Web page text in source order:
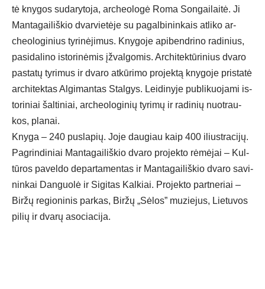
tė kny­gos su­da­ry­to­ja, ar­cheo­lo­gė Ro­ma Son­gai­lai­tė. Ji
Man­ta­gai­liš­kio dvar­vie­tė­je su pa­gal­bi­nin­kais at­li­ko ar­
cheo­lo­gi­nius ty­ri­nė­ji­mus. Kny­go­je api­bend­ri­no ra­di­nius,
pa­si­da­li­no is­to­ri­nė­mis įžval­go­mis. Ar­chi­tek­tū­ri­nius dva­ro
pa­sta­tų ty­ri­mus ir dva­ro at­kū­ri­mo pro­jek­tą kny­go­je pri­sta­tė
ar­chi­tek­tas Al­gi­man­tas Stal­gys. Lei­di­ny­je pub­li­kuo­ja­mi is­
to­ri­niai šal­ti­niai, ar­cheo­lo­gi­nių ty­ri­mų ir ra­di­nių nuo­trau­
kos, pla­nai.
Kny­ga – 240 pus­la­pių. Jo­je dau­giau kaip 400 iliust­ra­ci­jų.
Pag­rin­di­niai Man­ta­gai­liš­kio dva­ro pro­jek­to rė­mė­jai – Kul­
tū­ros pa­vel­do de­par­ta­men­tas ir Man­ta­gai­liš­kio dva­ro sa­vi­
nin­kai Dan­guo­lė ir Si­gi­tas Kal­kiai. Pro­jek­to par­tne­riai –
Bir­žų re­gio­ni­nis par­kas, Bir­žų „Sė­los” mu­zie­jus, Lie­tu­vos
pi­lių ir dva­rų aso­cia­ci­ja.